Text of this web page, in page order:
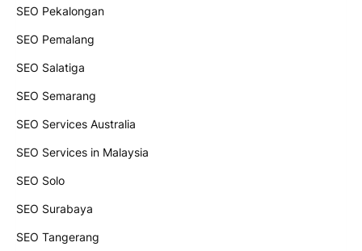
SEO Pekalongan
SEO Pemalang
SEO Salatiga
SEO Semarang
SEO Services Australia
SEO Services in Malaysia
SEO Solo
SEO Surabaya
SEO Tangerang